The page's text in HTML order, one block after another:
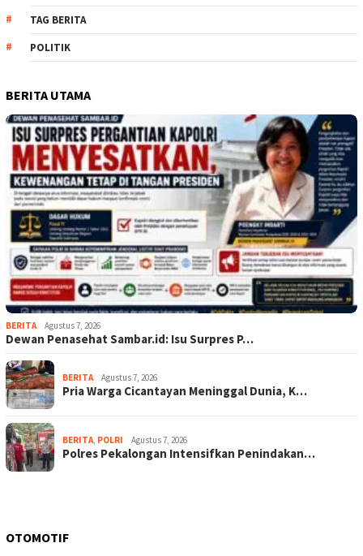
TAG BERITA
POLITIK
BERITA UTAMA
BERITA Agustus 7, 2026
Dewan Penasehat Sambar.id: Isu Surpres P…
BERITA Agustus 7, 2026
Pria Warga Cicantayan Meninggal Dunia, K…
BERITA, POLRI Agustus 7, 2026
Polres Pekalongan Intensifkan Penindakan…
OTOMOTIF